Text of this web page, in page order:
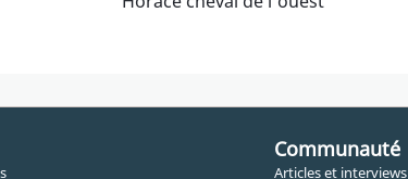
Communauté
Articles et interviews